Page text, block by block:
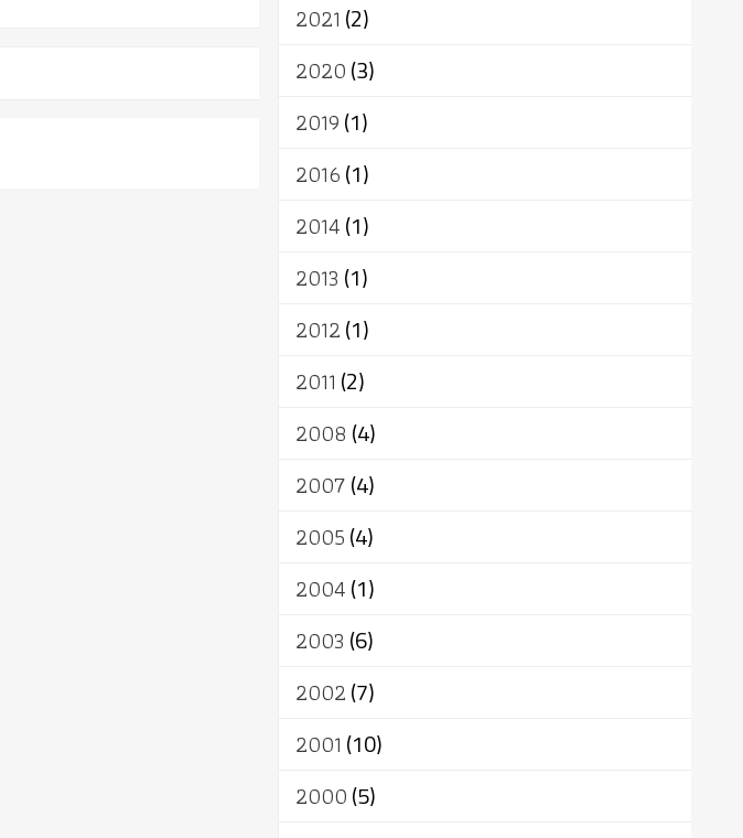
วัฒนธรรม
2021 (2)
2020(3)
2019(1)
2016(1)
2014(1)
2013 (1)
2012(1)
2011 (2)
2008 (4)
2007(4)
2005(4)
2004(1)
2003 (6)
2002(7)
2001 (10)
2000(5)